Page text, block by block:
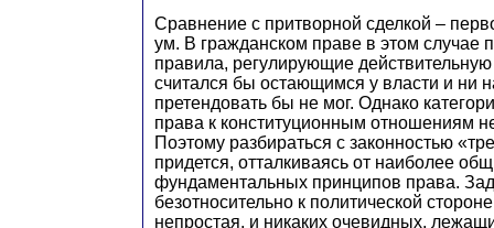
Сравнение с притворной сделкой –
ум. В гражданском праве в этом случае
правила, регулирующие действительную
считался бы остающимся у власти и ни
претендовать бы не мог. Однако
права к конституционным отношениям
Поэтому разбираться с законностью
придется, отталкиваясь от наиболее
фундаментальных принципов права.
безотносительно к политической
непростая, и никаких очевидных,